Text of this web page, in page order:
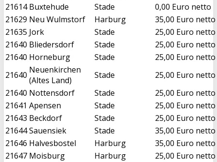
21614 Buxtehude Stade
0,00 Euro netto
21629 Neu Wulmstorf Harburg
35,00 Euro netto
21635 Jork Stade
25,00 Euro netto
21640 Bliedersdorf Stade
25,00 Euro netto
21640 Horneburg Stade
25,00 Euro netto
21640 Neuenkirchen
(Altes Land)
Stade
25,00 Euro netto
21640 Nottensdorf Stade
25,00 Euro netto
21641 Apensen Stade
25,00 Euro netto
21643 Beckdorf Stade
25,00 Euro netto
21644Sauensiek Stade
35,00 Euro netto
21646 Halvesbostel Harburg
35,00 Euro netto
21647 Moisburg Harburg
25,00 Euro netto